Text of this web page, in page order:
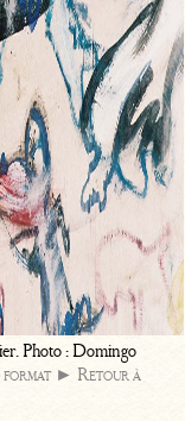
Photo : Domingo
► Retour à